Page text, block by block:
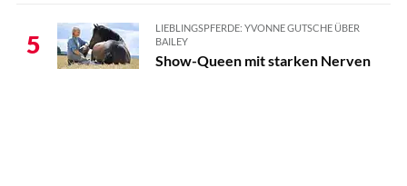
5
LIEBLINGSPFERDE: YVONNE GUTSCHE ÜBER
BAILEY
Show-Queen mit starken Nerven